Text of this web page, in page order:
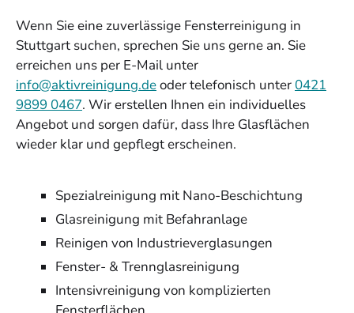
Wenn Sie eine zuverlässige Fensterreinigung in
Stuttgart suchen, sprechen Sie uns gerne an. Sie
erreichen uns per E-Mail unter
info@aktivreinigung.deoder telefonisch unter 0421
9899 0467. Wir erstellen Ihnen ein individuelles
Angebot und sorgen dafür, dass Ihre Glasflächen
wieder klar und gepflegt erscheinen.
Spezialreinigung mit Nano-Beschichtung
Glasreinigung mit Befahranlage
Reinigen von Industrieverglasungen
Fenster- & Trennglasreinigung
Intensivreinigung von komplizierten